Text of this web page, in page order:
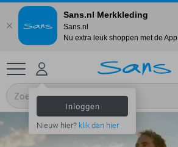
Inloggen
Nieuw hier? klik dan hier
Sans.nl Merkkleding
Sans.nl
Nu extra leuk shoppen met de App.